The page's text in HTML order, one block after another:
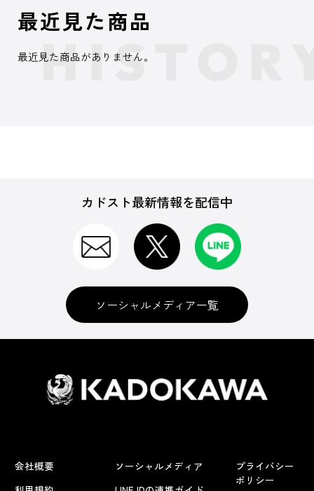
最近見た商品
最近見た商品がありません。
カドスト最新情報を配信中
ソーシャルメディア一覧
会社概要
ソーシャルメディア
プライバシー
ポリシー